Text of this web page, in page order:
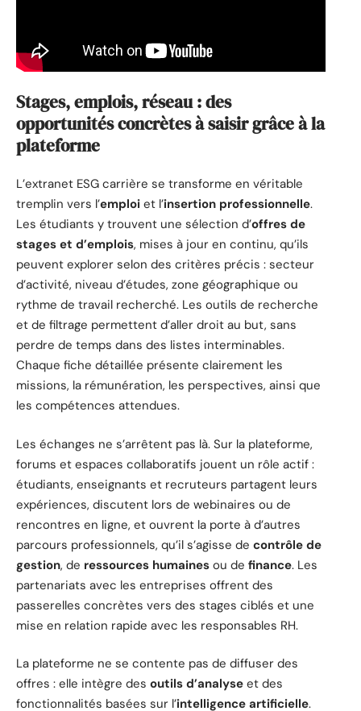
Stages, emplois, réseau : des
opportunités concrètes à saisir grâce à la
plateforme
L’extranet ESG carrière se transforme en véritable
tremplin vers l’emploi et l’insertion professionnelle.
Les étudiants y trouvent une sélection d’offres de
stages et d’emplois, mises à jour en continu, qu’ils
peuvent explorer selon des critères précis : secteur
d’activité, niveau d’études, zone géographique ou
rythme de travail recherché. Les outils de recherche
et de filtrage permettent d’aller droit au but, sans
perdre de temps dans des listes interminables.
Chaque fiche détaillée présente clairement les
missions, la rémunération, les perspectives, ainsi que
les compétences attendues.
Les échanges ne s’arrêtent pas là. Sur la plateforme,
forums et espaces collaboratifs jouent un rôle actif :
étudiants, enseignants et recruteurs partagent leurs
expériences, discutent lors de webinaires ou de
rencontres en ligne, et ouvrent la porte à d’autres
parcours professionnels, qu’il s’agisse de contrôle de
gestion, de ressources humaines ou de finance. Les
partenariats avec les entreprises offrent des
passerelles concrètes vers des stages ciblés et une
mise en relation rapide avec les responsables RH.
La plateforme ne se contente pas de diffuser des
offres : elle intègre des outils d’analyse et des
fonctionnalités basées sur l’intelligence artificielle.